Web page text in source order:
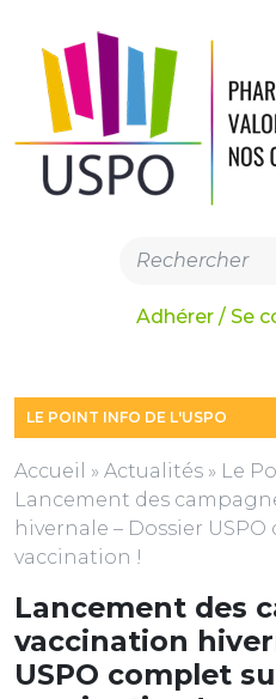
Adhérer / Se
LE POINT INFO DE L'USPO
Accueil » Actualités » Le
Lancement des
hivernale – Dossier
vaccination !
Lancement des
vaccination
USPO complet